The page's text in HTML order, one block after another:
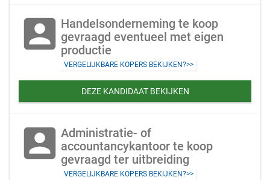
account_box Handelsonderneming te koop
gevraagd eventueel met eigen
productie
VERGELIJKBARE KOPERS BEKIJKEN?>>
DEZE KANDIDAAT BEKIJKEN
account_box Administratie- of
accountancykantoor te koop
gevraagd ter uitbreiding
VERGELIJKBARE KOPERS BEKIJKEN?>>